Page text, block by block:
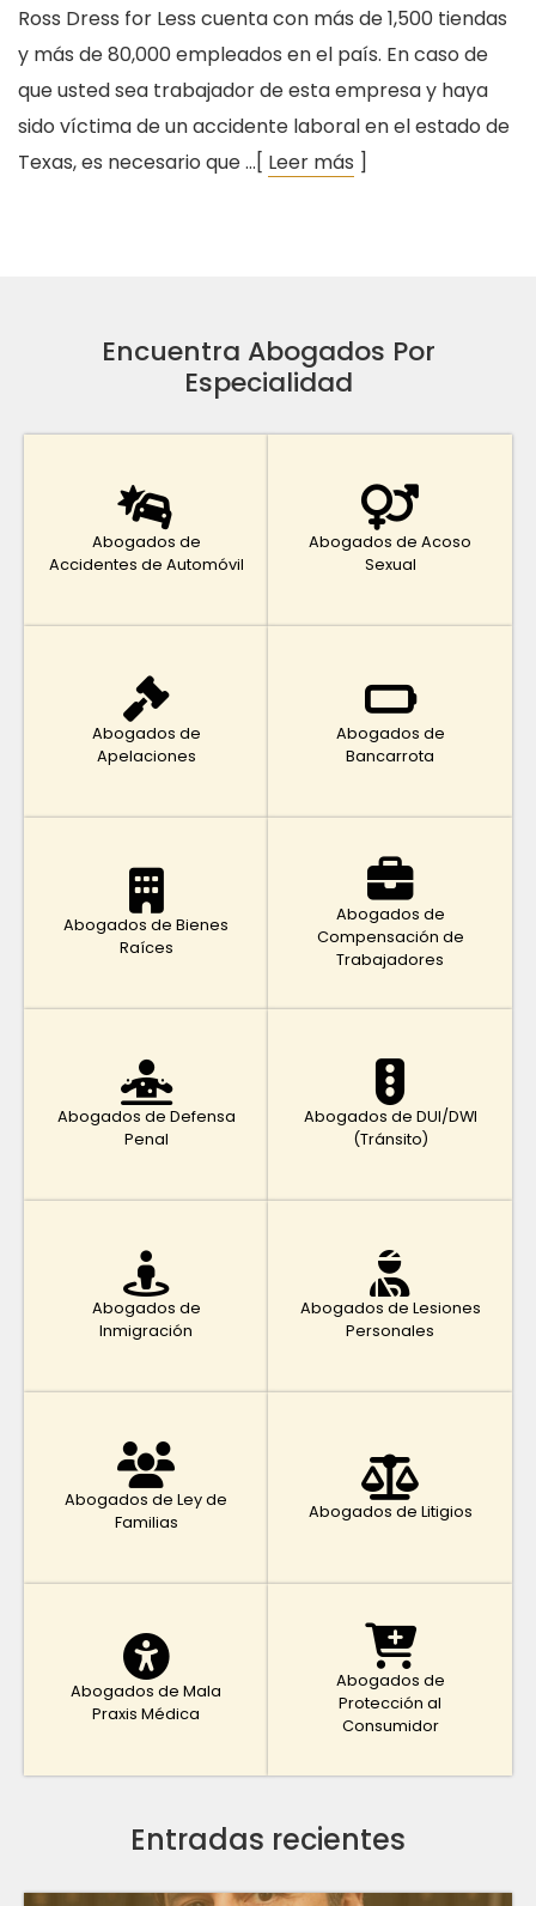
Ross Dress for Less cuenta con más de 1,500 tiendas
y más de 80,000 empleados en el país. En caso de
que usted sea trabajador de esta empresa y haya
sido víctima de un accidente laboral en el estado de
Texas, es necesario que …[ Leer más ]
Encuentra Abogados Por
Especialidad
Abogados de
Accidentes de Automóvil
Abogados de Acoso
Sexual
Abogados de
Apelaciones
Abogados de
Bancarrota
Abogados de Bienes
Raíces
Abogados de
Compensación de
Trabajadores
Abogados de Defensa
Penal
Abogados de DUI/DWI
(Tránsito)
Abogados de
Inmigración
Abogados de Lesiones
Personales
Abogados de Ley de
Familias
Abogados de Litigios
Abogados de Mala
Praxis Médica
Abogados de
Protección al
Consumidor
Entradas recientes